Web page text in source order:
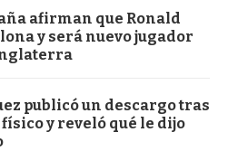
afirman que Ronald
y será nuevo jugador
publicó un descargo tras
y reveló qué le dijo